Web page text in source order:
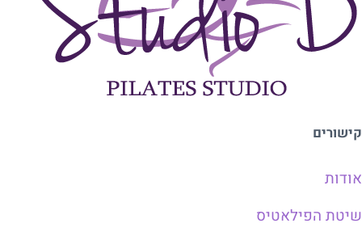
קישורים
אודות
שיטת הפילאטיס